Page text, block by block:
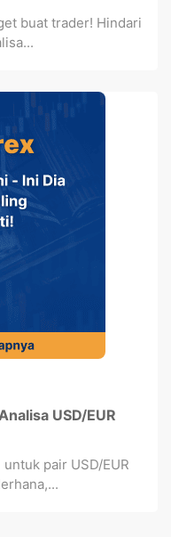
buat trader! Hindari
USD/EUR
pair USD/EUR